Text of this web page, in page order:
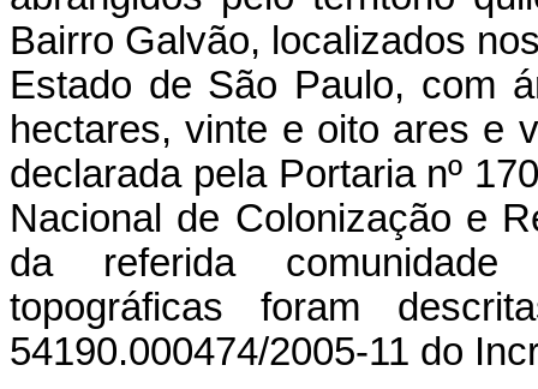
Bairro Galvão, localizados
Estado de São Paulo, com
hectares, vinte e oito ares e
declarada pela Portaria nº
Nacional de Colonização e
da referida comunidade
topográficas foram
54190.000474/2005-11 do